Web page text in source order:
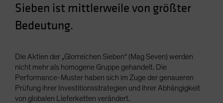
UK
United States (US Citizens)
Sieben ist mittlerweile von größter
Bedeutung.
Die Aktien der „Glorreichen Sieben“ (Mag Seven) werden
nicht mehr als homogene Gruppe gehandelt. Die
Performance-Muster haben sich im Zuge der genaueren
Prüfung ihrer Investitionsstrategien und ihrer Abhängigkeit
von globalen Lieferketten verändert.